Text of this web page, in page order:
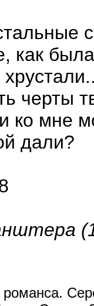
как
черты
ко мне
дали?
романса.